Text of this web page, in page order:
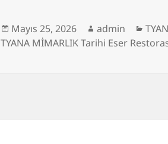
Yayın
tarihi
Mayıs 25, 2026 Yazar
admin
TYANA MİMARLIK Tarihi Eser